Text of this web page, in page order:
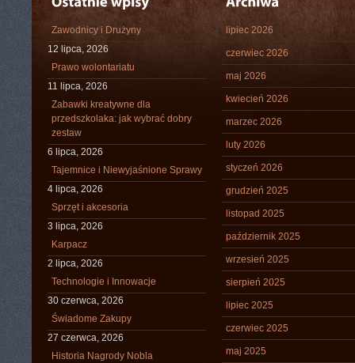
Zawodnicy i Drużyny
12 lipca, 2026
Prawo wolontariatu
11 lipca, 2026
Zabawki kreatywne dla
przedszkolaka: jak wybrać dobry
zestaw
6 lipca, 2026
Tajemnice i Niewyjaśnione Sprawy
4 lipca, 2026
Sprzęt i akcesoria
3 lipca, 2026
Karpacz
2 lipca, 2026
Technologie i Innowacje
30 czerwca, 2026
Świadome Zakupy
27 czerwca, 2026
Historia Nagrody Nobla
lipiec 2026
czerwiec 2026
maj 2026
kwiecień 2026
marzec 2026
luty 2026
styczeń 2026
grudzień 2025
listopad 2025
październik 2025
wrzesień 2025
sierpień 2025
lipiec 2025
czerwiec 2025
maj 2025